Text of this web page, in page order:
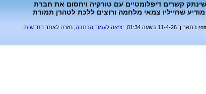
קשרים דיפלומטיים עם טורקיה ויחסום את חברת
שחייליו צמאי מלחמה ורוצים ללכת לטהרן תמורת
יציאה לעמוד הכתבה , חזרה לאתר החדשות